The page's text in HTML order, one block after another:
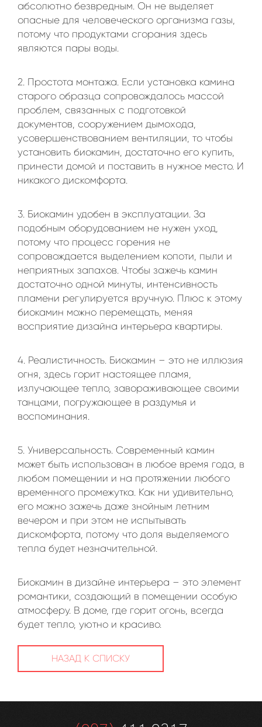
абсолютно безвредным. Он не выделяет
опасные для человеческого организма газы,
потому что продуктами сгорания здесь
являются пары воды.
2. Простота монтажа. Если установка камина
старого образца сопровождалось массой
проблем, связанных с подготовкой
документов, сооружением дымохода,
усовершенствованием вентиляции, то чтобы
установить биокамин, достаточно его купить,
принести домой и поставить в нужное место. И
никакого дискомфорта.
3. Биокамин удобен в эксплуатации. За
подобным оборудованием не нужен уход,
потому что процесс горения не
сопровождается выделением копоти, пыли и
неприятных запахов. Чтобы зажечь камин
достаточно одной минуты, интенсивность
пламени регулируется вручную. Плюс к этому
биокамин можно перемещать, меняя
восприятие дизайна интерьера квартиры.
4. Реалистичность. Биокамин – это не иллюзия
огня, здесь горит настоящее пламя,
излучающее тепло, завораживающее своими
танцами, погружающее в раздумья и
воспоминания.
5. Универсальность. Современный камин
может быть использован в любое время года, в
любом помещении и на протяжении любого
временного промежутка. Как ни удивительно,
его можно зажечь даже знойным летним
вечером и при этом не испытывать
дискомфорта, потому что доля выделяемого
тепла будет незначительной.
Биокамин в дизайне интерьера – это элемент
романтики, создающий в помещении особую
атмосферу. В доме, где горит огонь, всегда
будет тепло, уютно и красиво.
НАЗАД К СПИСКУ